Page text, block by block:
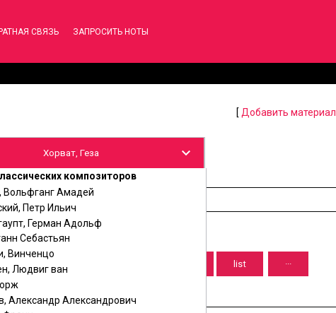
СВЯЗЬ ЗАПРОСИТЬ НОТЫ
[ Добавить материал
композиторов
Вольфганг Амадей
Петр Ильич
Герман Адольф
Себастьян
Винченцо
Людвиг ван
Александр Александрович